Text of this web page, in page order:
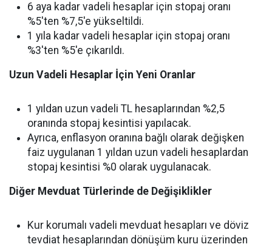
6 aya kadar vadeli hesaplar için stopaj oranı
%5'ten %7,5'e yükseltildi.
1 yıla kadar vadeli hesaplar için stopaj oranı
%3'ten %5'e çıkarıldı.
Uzun Vadeli Hesaplar İçin Yeni Oranlar
1 yıldan uzun vadeli TL hesaplarından %2,5
oranında stopaj kesintisi yapılacak.
Ayrıca, enflasyon oranına bağlı olarak değişken
faiz uygulanan 1 yıldan uzun vadeli hesaplardan
stopaj kesintisi %0 olarak uygulanacak.
Diğer Mevduat Türlerinde de Değişiklikler
Kur korumalı vadeli mevduat hesapları ve döviz
tevdiat hesaplarından dönüşüm kuru üzerinden